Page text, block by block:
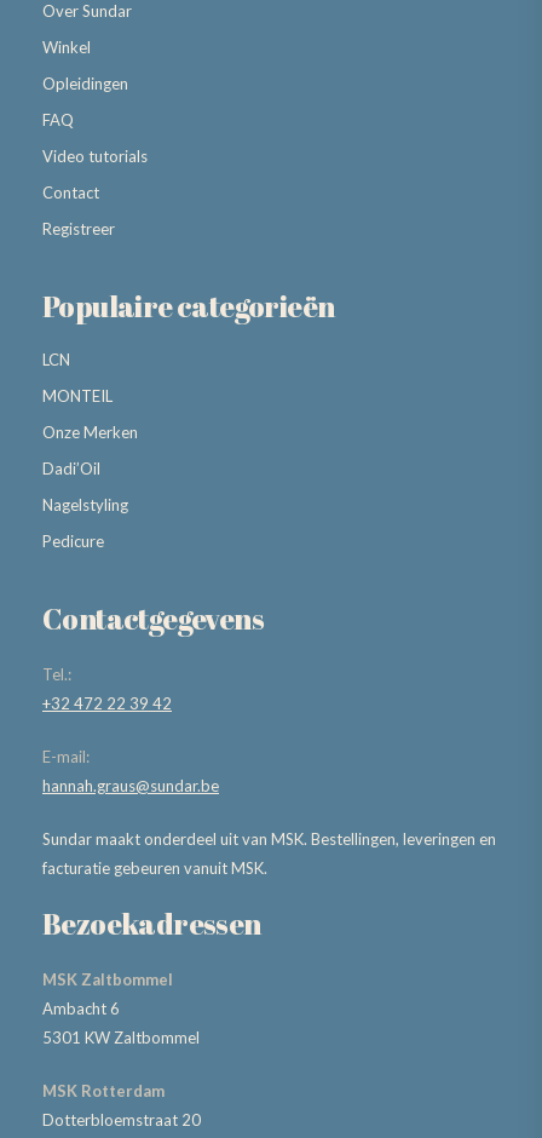
Over Sundar
Winkel
Opleidingen
FAQ
Video tutorials
Contact
Registreer
Populaire categorieën
LCN
MONTEIL
Onze Merken
Dadi’Oil
Nagelstyling
Pedicure
Contactgegevens
Tel.:
+32 472 22 39 42
E-mail:
hannah.graus@sundar.be
Sundar maakt onderdeel uit van MSK. Bestellingen, leveringen en
facturatie gebeuren vanuit MSK.
Bezoekadressen
MSK Zaltbommel
Ambacht 6
5301 KW Zaltbommel
MSK Rotterdam
Dotterbloemstraat 20